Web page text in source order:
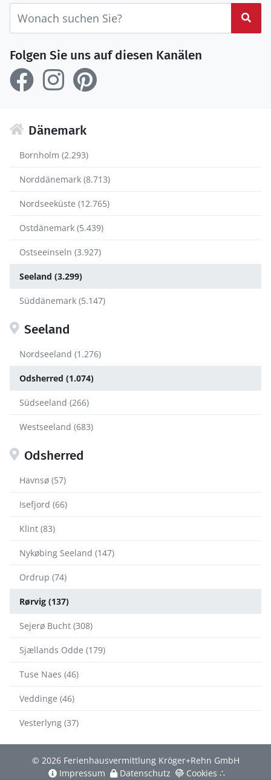
Folgen Sie uns auf diesen Kanälen
Dänemark
Bornholm (2.293)
Norddänemark (8.713)
Nordseeküste (12.765)
Ostdänemark (5.439)
Ostseeinseln (3.927)
Seeland (3.299)
Süddänemark (5.147)
Seeland
Nordseeland (1.276)
Odsherred (1.074)
Südseeland (266)
Westseeland (683)
Odsherred
Havnsø (57)
Isefjord (66)
Klint (83)
Nykøbing Seeland (147)
Ordrup (74)
Rørvig (137)
Sejerø Bucht (308)
Sjællands Odde (179)
Tuse Naes (46)
Veddinge (46)
Vesterlyng (37)
© 2026 Ferienhausvermittlung Kröger+Rehn GmbH
Impressum
Datenschutz Cookies ∴